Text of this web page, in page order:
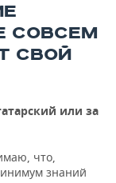
СОВСЕМ
СВОЙ
или за
что,
знаний